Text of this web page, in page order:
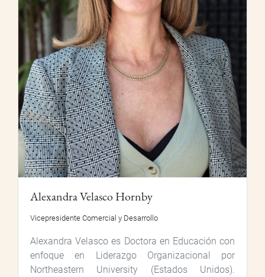
Alexandra Velasco Hornby
Vicepresidente Comercial y Desarrollo
Alexandra Velasco es Doctora en Educación con
enfoque en Liderazgo Organizacional por
Northeastern University (Estados Unidos).